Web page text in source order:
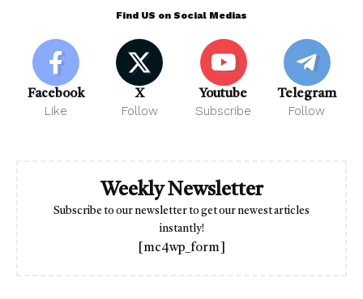
Find US on Social Medias
Facebook
Like
X
Follow
Youtube
Subscribe
Telegram
Follow
Weekly Newsletter
Subscribe to our newsletter to get our newest articles
instantly!
[mc4wp_form]